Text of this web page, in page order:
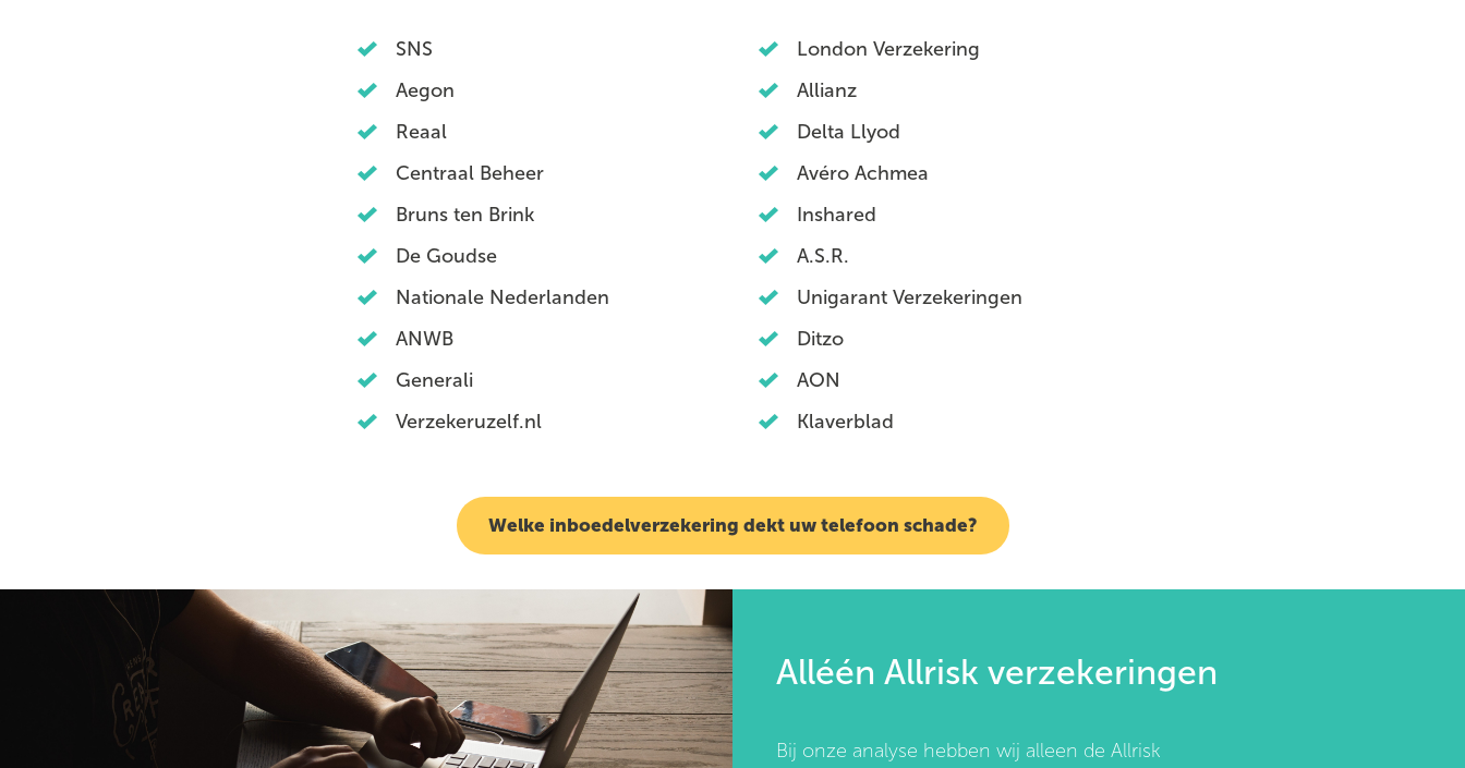
SNS
London Verzekering
Aegon
Allianz
Reaal
Delta Llyod
Centraal Beheer
Avéro Achmea
Bruns ten Brink
Inshared
De Goudse
A.S.R.
Nationale Nederlanden
Unigarant Verzekeringen
ANWB
Ditzo
Generali
AON
Verzekeruzelf.nl
Klaverblad
Welke inboedelverzekering dekt uw telefoon schade?
Alléén Allrisk verzekeringen
Bij onze analyse hebben wij alleen de Allrisk